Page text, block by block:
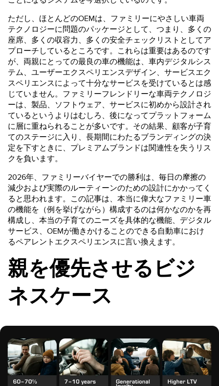
ただし、ほとんどのOEMは、ファミリーにやさしい車両
テクノロジーに問題のパッケージとして、つまり、多くの
座席、多くの収容力、多くの安全チェックリストとしてア
プローチしているところです。これらは重要はあるのです
が、両親にとっての最良の車の機能は、車内デジタルシス
テム、ユーザーエクスペリエンスデザイン、サービスエク
スペリエンスによって十分なサービスを受けているとは感
じていません。ファミリーフレンドリーな車両テクノロジ
ーは、製品、ソフトウェア、サービスに初めから設計され
ているというよりはむしろ、後になってプラットフォーム
に層に重ねられることが多いです。その結果、顧客が子育
てのステージに入り、長期間にわたるブランディングの決
定を下すときに、プレミアムブランドは関連性を失うリス
クを負います。
2026年、ファミリーバイヤーでの勝利は、毎日の摩擦の
減少および実際のルーティーンのための設計にかかってく
ると思われます。この記事は、本当に偉大なファミリー車
の機能を（例を挙げながら）構成するのは何かなのかを再
構成し、本当の子育てのニーズを具体的な機能、デジタル
サービス、OEMが働きかけることのできる自動車におけ
るペアレントエクスペリエンスに言い換えます。
親を優先させるビジ
ネスケース